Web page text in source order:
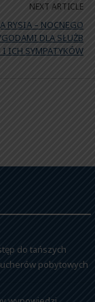
NEXT ARTICLE
RYSIA – NOCNEGO
DLA SŁUŻB
ICH SYMPATYKÓW
do tańszych
pobytowych